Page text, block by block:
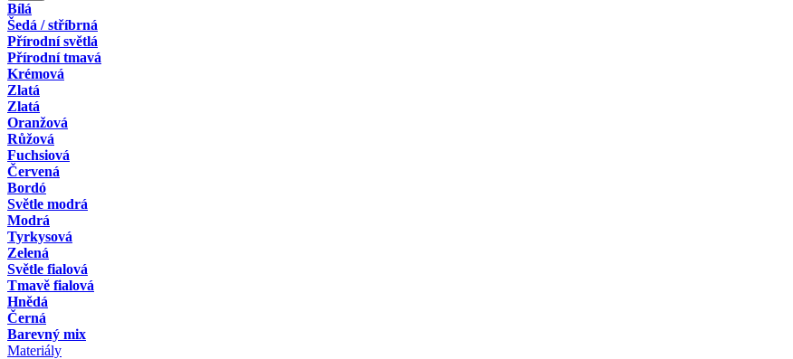
Bílá
Šedá / stříbrná
Přírodní světlá
Přírodní tmavá
Krémová
Zlatá
Zlatá
Oranžová
Růžová
Fuchsiová
Červená
Bordó
Světle modrá
Modrá
Tyrkysová
Zelená
Světle fialová
Tmavě fialová
Hnědá
Černá
Barevný mix
Materiály